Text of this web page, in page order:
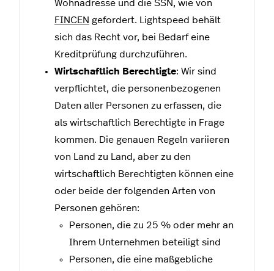
Wohnadresse und die SSN, wie von
FINCEN gefordert. Lightspeed behält
sich das Recht vor, bei Bedarf eine
Kreditprüfung durchzuführen.
Wirtschaftlich Berechtigte: Wir sind
verpflichtet, die personenbezogenen
Daten aller Personen zu erfassen, die
als wirtschaftlich Berechtigte in Frage
kommen. Die genauen Regeln variieren
von Land zu Land, aber zu den
wirtschaftlich Berechtigten können eine
oder beide der folgenden Arten von
Personen gehören:
Personen, die zu 25 % oder mehr an
Ihrem Unternehmen beteiligt sind
Personen, die eine maßgebliche